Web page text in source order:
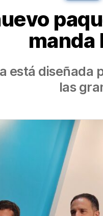
manda
está diseñada
las